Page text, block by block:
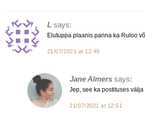
L says:
Elutuppa plaanis panna ka Ruloo
21/07/2021 at 12:49
Jane Almers says:
Jep, see ka postituses
21/07/2021 at 12:51